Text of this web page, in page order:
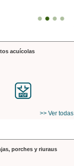
acuícolas
>> Ver todas
porches y riuraus